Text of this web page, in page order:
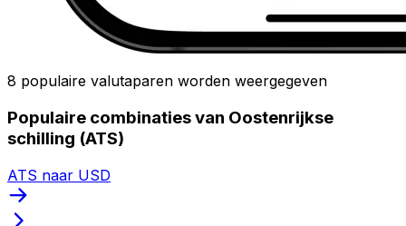
8 populaire valutaparen worden weergegeven
Populaire combinaties van Oostenrijkse
schilling (ATS)
ATS naar USD